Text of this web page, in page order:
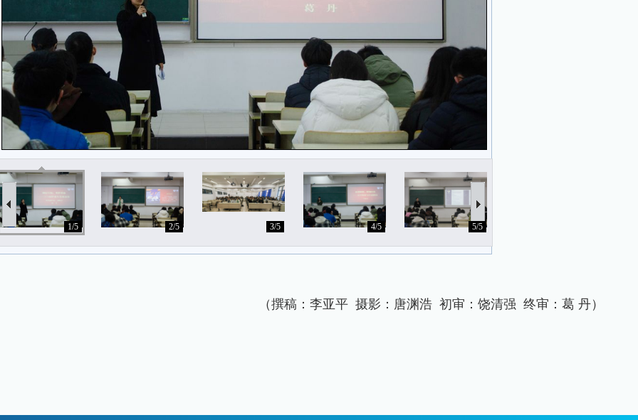
1/5 2/5 3/5 4/5 5/5
（撰稿：李亚平 摄影：唐渊浩 初审：饶清强 终审：葛 丹）